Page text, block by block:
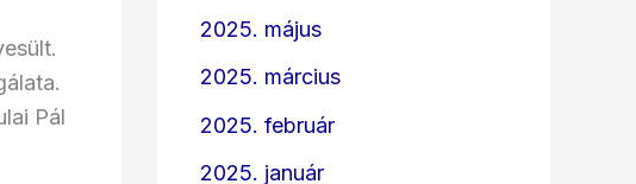
Pál
2025. május
2025. március
2025. február
2025. január